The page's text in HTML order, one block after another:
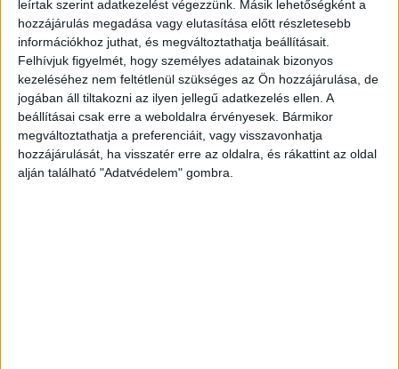
leírtak szerint adatkezelést végezzünk. Másik lehetőségként a
hozzájárulás megadása vagy elutasítása előtt részletesebb
információkhoz juthat, és megváltoztathatja beállításait.
Felhívjuk figyelmét, hogy személyes adatainak bizonyos
kezeléséhez nem feltétlenül szükséges az Ön hozzájárulása, de
jogában áll tiltakozni az ilyen jellegű adatkezelés ellen. A
beállításai csak erre a weboldalra érvényesek. Bármikor
megváltoztathatja a preferenciáit, vagy visszavonhatja
hozzájárulását, ha visszatér erre az oldalra, és rákattint az oldal
alján található "Adatvédelem" gombra.